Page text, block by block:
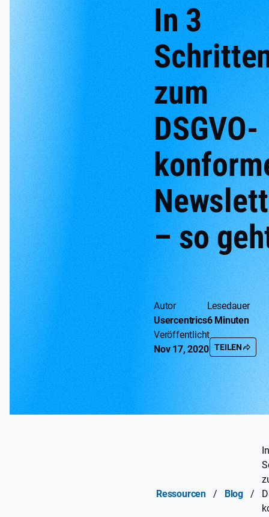
In 3
zum
DSGVO-
– so
Autor
Usercentrics
Lesedauer
6 Minuten
Veröffentlicht
Nov 17, 2020 TEILEN
Ressourcen / Blog /